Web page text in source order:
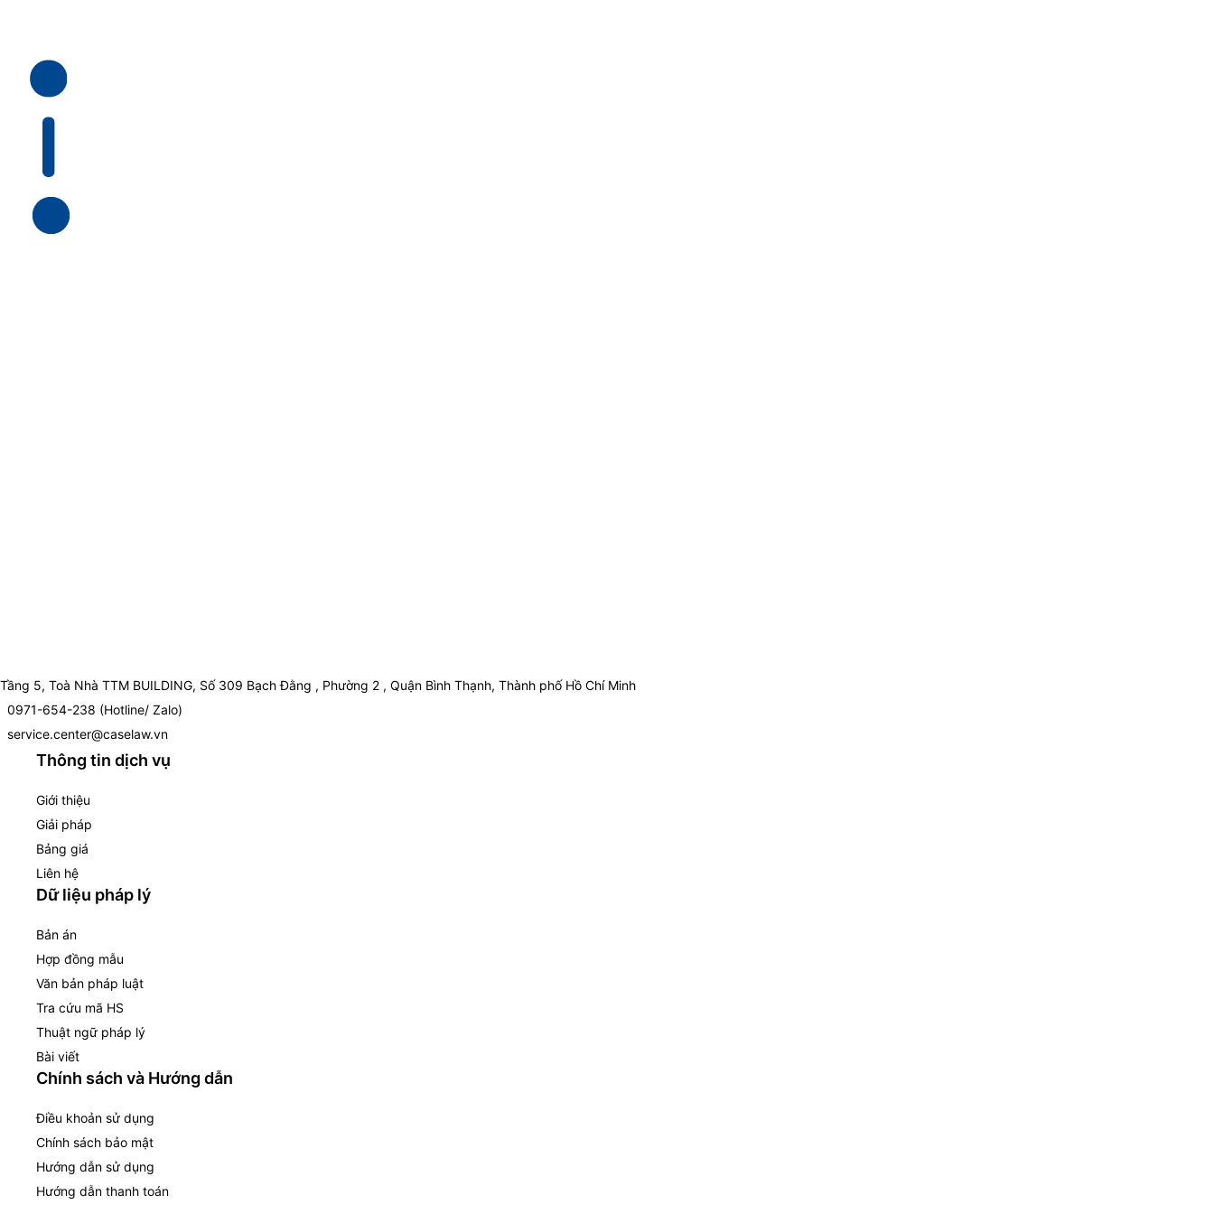
Tầng 5, Toà Nhà TTM BUILDING, Số 309 Bạch Đằng , Phường 2 , Quận Bình Thạnh, Thành phố Hồ Chí Minh
0971-654-238 (Hotline/ Zalo)
service.center@caselaw.vn
Thông tin dịch vụ
Giới thiệu
Giải pháp
Bảng giá
Liên hệ
Dữ liệu pháp lý
Bản án
Hợp đồng mẫu
Văn bản pháp luật
Tra cứu mã HS
Thuật ngữ pháp lý
Bài viết
Chính sách và Hướng dẫn
Điều khoản sử dụng
Chính sách bảo mật
Hướng dẫn sử dụng
Hướng dẫn thanh toán